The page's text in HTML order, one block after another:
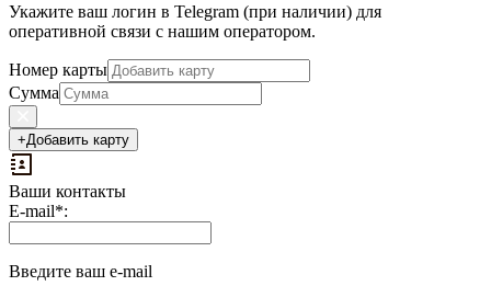
Укажите ваш логин в Telegram (при наличии) для
оперативной связи с нашим оператором.
Номер карты
Сумма
+Добавить карту
Ваши контакты
Выплаты
доп.
поле:
E-mail*:
Введите ваш e-mail